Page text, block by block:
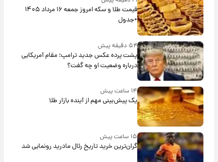
قیمت طلا و سکه امروز جمعه ۱۶ مرداد ۱۴۰۵
+جدول
۵۴ دقیقه پیش
پشت پرده عکس جدید ترامپ؛ مقام آمریکایی
درباره وضعیت او چه گفت؟
۱۴ ساعت پیش
یک پیش‌بینی مهم از آینده بازار طلا
۱۵ ساعت پیش
گران‌ترین خرید تاریخ رئال مادرید رونمایی شد